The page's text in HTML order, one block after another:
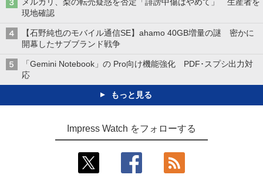
現地確認
【石野純也のモバイル通信SE】ahamo 40GB増量の謎 密かに
開幕したサブブランド戦争
「Gemini Notebook」の Pro向け機能強化 PDF･スプシ出力対
応
もっと見る
Impress Watch をフォローする